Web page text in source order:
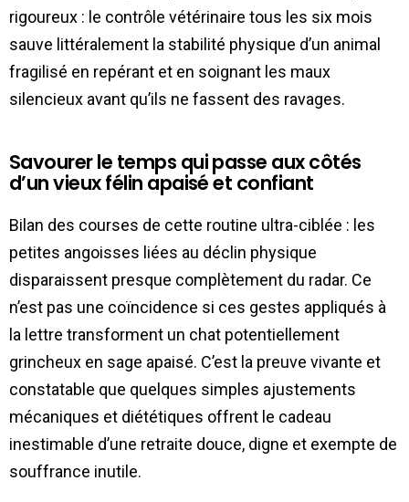
rigoureux : le contrôle vétérinaire tous les six mois
sauve littéralement la stabilité physique d’un animal
fragilisé en repérant et en soignant les maux
silencieux avant qu’ils ne fassent des ravages.
Savourer le temps qui passe aux côtés
d’un vieux félin apaisé et confiant
Bilan des courses de cette routine ultra-ciblée : les
petites angoisses liées au déclin physique
disparaissent presque complètement du radar. Ce
n’est pas une coïncidence si ces gestes appliqués à
la lettre transforment un chat potentiellement
grincheux en sage apaisé. C’est la preuve vivante et
constatable que quelques simples ajustements
mécaniques et diététiques offrent le cadeau
inestimable d’une retraite douce, digne et exempte de
souffrance inutile.